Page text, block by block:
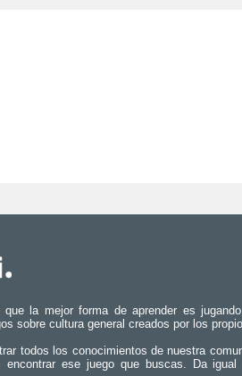
que la mejor forma de aprender es
sobre cultura general creados por los
todos los conocimientos de nuestra
encontrar ese juego que buscas. Da